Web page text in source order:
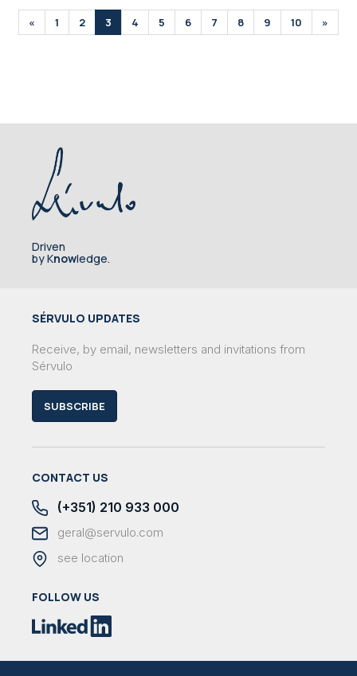
« 1 2 3 4 5 6 7 8 9 10 »
Driven
by Knowledge.
SÉRVULO UPDATES
Receive, by email, newsletters and invitations from
Sérvulo
SUBSCRIBE
CONTACT US
(+351) 210 933 000
geral@servulo.com
see location
FOLLOW US